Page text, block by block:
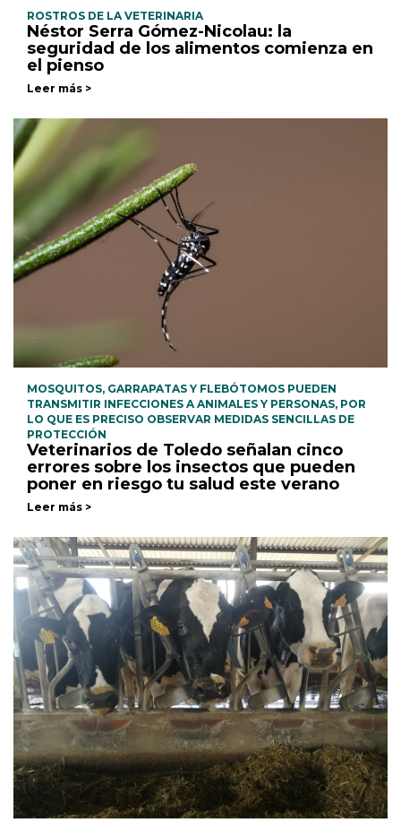
ROSTROS DE LA VETERINARIA
Néstor Serra Gómez-Nicolau: la
seguridad de los alimentos comienza en
el pienso
Leer más >
MOSQUITOS, GARRAPATAS Y FLEBÓTOMOS PUEDEN
TRANSMITIR INFECCIONES A ANIMALES Y PERSONAS, POR
LO QUE ES PRECISO OBSERVAR MEDIDAS SENCILLAS DE
PROTECCIÓN
Veterinarios de Toledo señalan cinco
errores sobre los insectos que pueden
poner en riesgo tu salud este verano
Leer más >